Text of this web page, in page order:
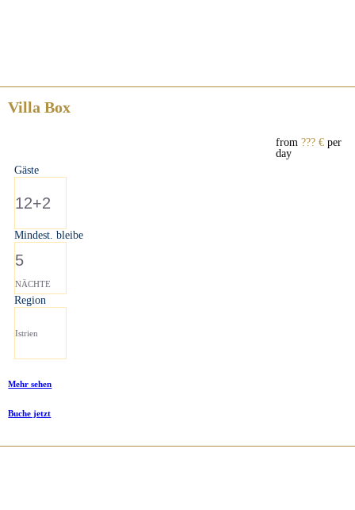
Villa Box
from ??? €per
day
Gäste
12+2
Mindest. bleibe
5
NÄCHTE
Region
Istrien
Mehr sehen
Buche jetzt